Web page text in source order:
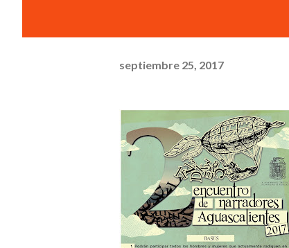
septiembre 25, 2017